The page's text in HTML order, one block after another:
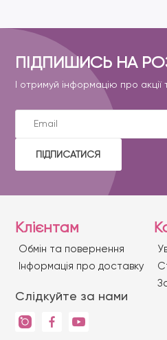
ПІДПИШИСЬ НА
І отримуй інформацію про акції
ПІДПИСАТИСЯ
Клієнтам
Обмін та повернення
Iнформація про доставку
Слідкуйте за нами